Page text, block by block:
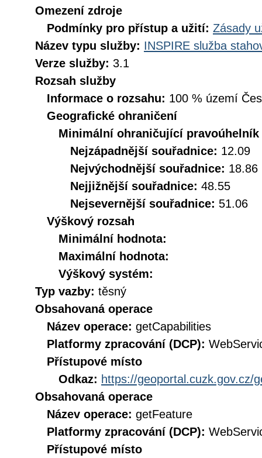
Omezení zdroje
Podmínky pro přístup a užití: Zásady
Název typu služby: INSPIRE služba
Verze služby: 3.1
Rozsah služby
Informace o rozsahu: 100 % území
Geografické ohraničení
Minimální ohraničující pravoúhelník
Nejzápadnější souřadnice: 12.09
Nejvýchodnější souřadnice: 18.86
Nejjižnější souřadnice: 48.55
Nejsevernější souřadnice: 51.06
Výškový rozsah
Minimální hodnota:
Maximální hodnota:
Výškový systém:
Typ vazby: těsný
Obsahovaná operace
Název operace: getCapabilities
Platformy zpracování (DCP):
Přístupové místo
Odkaz: https://geoportal.cuzk.gov.cz/
Obsahovaná operace
Název operace: getFeature
Platformy zpracování (DCP):
Přístupové místo